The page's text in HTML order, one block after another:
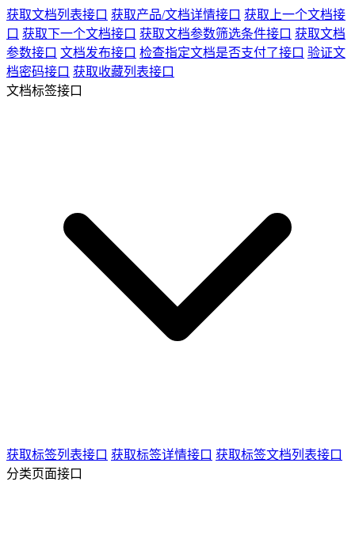
获取文档列表接口 获取产品/文档详情接口 获取上一个文档接
口 获取下一个文档接口 获取文档参数筛选条件接口 获取文档
参数接口 文档发布接口 检查指定文档是否支付了接口 验证文
档密码接口 获取收藏列表接口
文档标签接口
获取标签列表接口 获取标签详情接口 获取标签文档列表接口
分类页面接口